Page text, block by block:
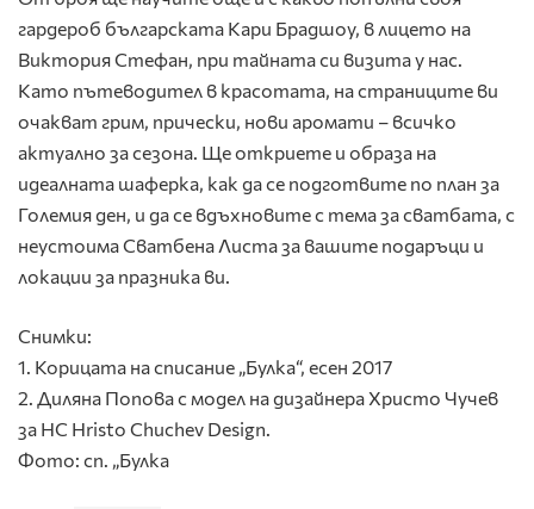
гардероб българската Кари Брадшоу, в лицето на
Виктория Стефан, при тайната си визита у нас.
Като пътеводител в красотата, на страниците ви
очакват грим, прически, нови аромати – всичко
актуално за сезона. Ще откриете и образа на
идеалната шаферка, как да се подготвите по план за
Големия ден, и да се вдъхновите с тема за сватбата, с
неустоима Сватбена Листа за вашите подаръци и
локации за празника ви.
Снимки:
1. Корицата на списание „Булка“, есен 2017
2. Диляна Попова с модел на дизайнера Христо Чучев
за HC Hristo Chuchev Design.
Фото: сп. „Булка